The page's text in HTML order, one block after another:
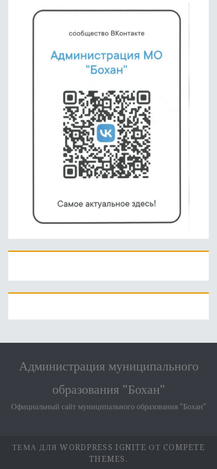
Администрация муниципального
образования "Бохан"
Официальный сайт муниципального образования "Бохан"
ТЕМА ДЛЯ WORDPRESS IGNITE ОТ COMPETE
THEMES.